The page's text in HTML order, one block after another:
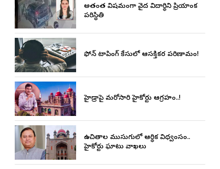
అత్యంత విషమంగా వైద్య విద్యార్థిని ప్రియాంక
పరిస్థితి
ఫోన్ ట్యాపింగ్ కేసులో ఆసక్తికర పరిణామం!
హైడ్రాపై మరోసారి హైకోర్టు ఆగ్రహం..!
ఉచితాల ముసుగులో ఆర్థిక విధ్వంసం..
హైకోర్టు ఘాటు వ్యాఖ్యలు